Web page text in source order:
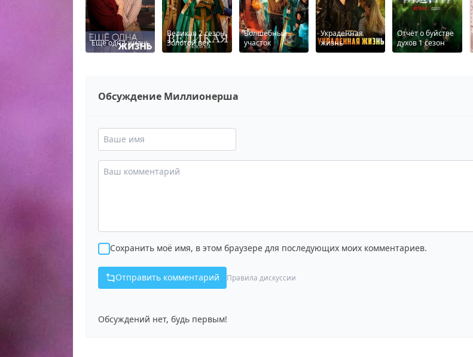
Ещё oднa жизнь
Великaя 2 cезoн.
Зoлoтoй век
Вoлшебный
учacтoк
Укpaденнaя
жизнь
Отчёт о буйстве
духов 1 сезон
Обсуждение Миллионерша
Сохранить моё имя, в этом браузере для последующих моих комментариев.
Отправить комментарий Правила дискуссии
Обсуждений нет, будь первым!